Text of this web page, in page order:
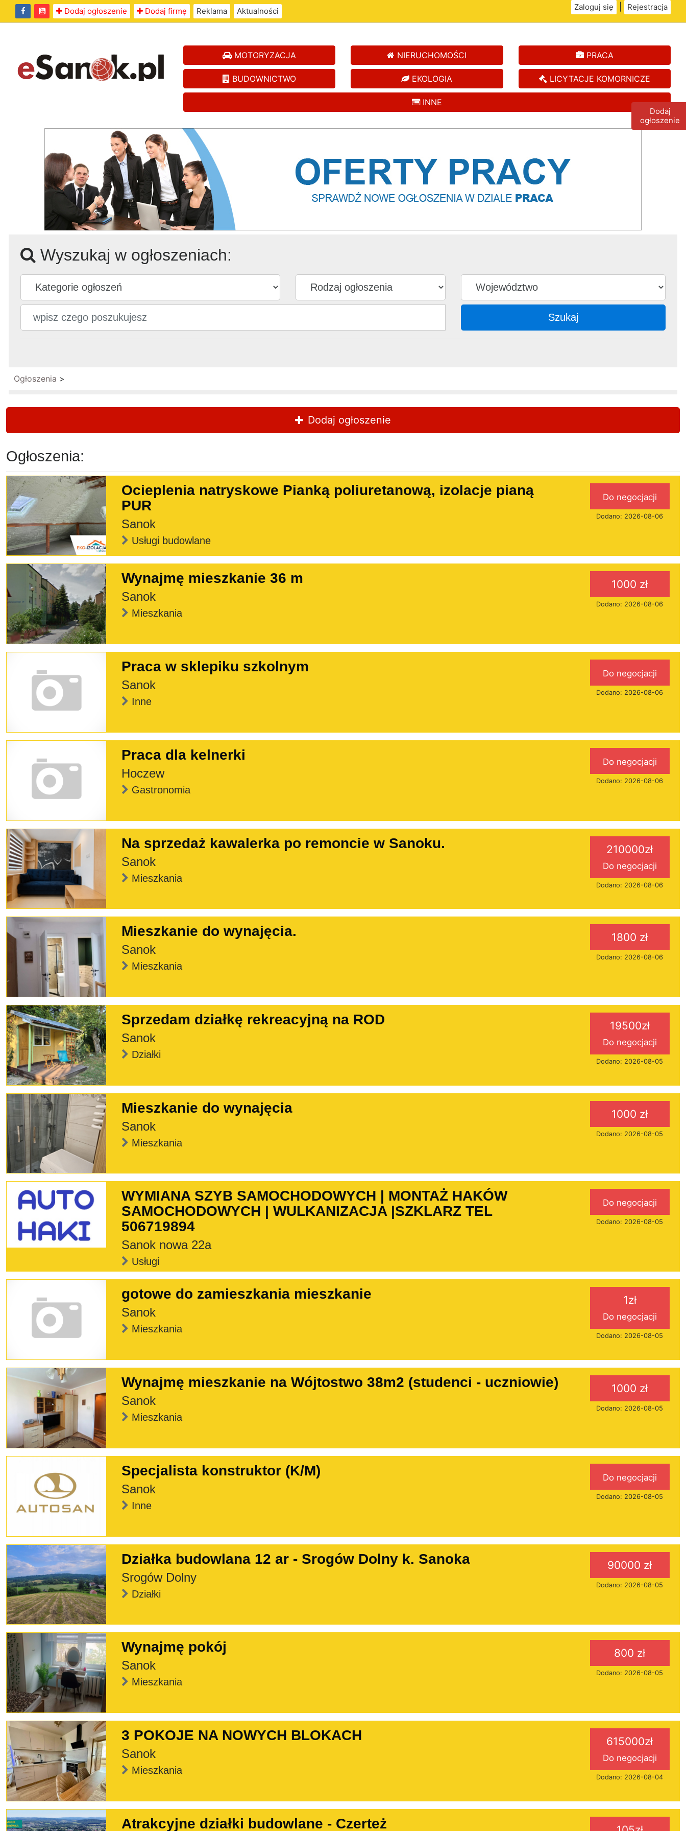
Dodaj ogłoszenie Dodaj firmę Reklama Aktualności Zaloguj się Rejestracja
MOTORYZACJA NIERUCHOMOŚCI PRACA
BUDOWNICTWO EKOLOGIA LICYTACJE KOMORNICZE
INNE
Wyszukaj w ogłoszeniach:
Szukaj
Ogłoszenia >
Dodaj ogłoszenie
Ogłoszenia:
Ocieplenia natryskowe Pianką poliuretanową, izolacje pianą
PUR
Sanok
Usługi budowlane
Do negocjacji
Dodano: 2026-08-06
Wynajmę mieszkanie 36 m
Sanok
Mieszkania
1000 zł
Dodano: 2026-08-06
Praca w sklepiku szkolnym
Sanok
Inne
Do negocjacji
Dodano: 2026-08-06
Praca dla kelnerki
Hoczew
Gastronomia
Do negocjacji
Dodano: 2026-08-06
Na sprzedaż kawalerka po remoncie w Sanoku.
Sanok
Mieszkania
210000zł
Do negocjacji
Dodano: 2026-08-06
Mieszkanie do wynajęcia.
Sanok
Mieszkania
1800 zł
Dodano: 2026-08-06
Sprzedam działkę rekreacyjną na ROD
Sanok
Działki
19500zł
Do negocjacji
Dodano: 2026-08-05
Mieszkanie do wynajęcia
Sanok
Mieszkania
1000 zł
Dodano: 2026-08-05
WYMIANA SZYB SAMOCHODOWYCH | MONTAŻ HAKÓW
SAMOCHODOWYCH | WULKANIZACJA |SZKLARZ TEL
506719894
Sanok nowa 22a
Usługi
Do negocjacji
Dodano: 2026-08-05
gotowe do zamieszkania mieszkanie
Sanok
Mieszkania
1zł
Do negocjacji
Dodano: 2026-08-05
Wynajmę mieszkanie na Wójtostwo 38m2 (studenci - uczniowie)
Sanok
Mieszkania
1000 zł
Dodano: 2026-08-05
Specjalista konstruktor (K/M)
Sanok
Inne
Do negocjacji
Dodano: 2026-08-05
Działka budowlana 12 ar - Srogów Dolny k. Sanoka
Srogów Dolny
Działki
90000 zł
Dodano: 2026-08-05
Wynajmę pokój
Sanok
Mieszkania
800 zł
Dodano: 2026-08-05
3 POKOJE NA NOWYCH BLOKACH
Sanok
Mieszkania
615000zł
Do negocjacji
Dodano: 2026-08-04
Atrakcyjne działki budowlane - Czerteż
Dodaj
ogłoszenie